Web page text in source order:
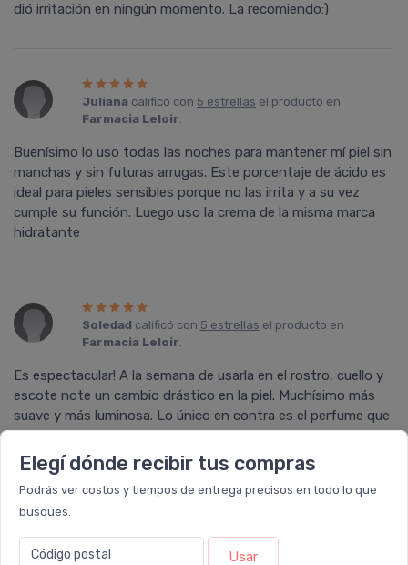
Elegí dónde recibir tus compras
Podrás ver costos y tiempos de entrega precisos en todo lo que
busques.
Código postal Usar
dió irritación en ningún momento. La recomiendo:)
Juliana calificó con 5 estrellas el producto en
Farmacia Leloir.
Buenísimo lo uso todas las noches para mantener mí piel sin
manchas y sin futuras arrugas. Este porcentaje de ácido es
ideal para pieles sensibles porque no las irrita y a su vez
cumple su función. Luego uso la crema de la misma marca
hidratante
Soledad calificó con 5 estrellas el producto en
Farmacia Leloir.
Es espectacular! A la semana de usarla en el rostro, cuello y
escote note un cambio drástico en la piel. Muchísimo más
suave y más luminosa. Lo único en contra es el perfume que
no es de mi agrado. Pero es sumamente recomendable!
Farmacia Leloir